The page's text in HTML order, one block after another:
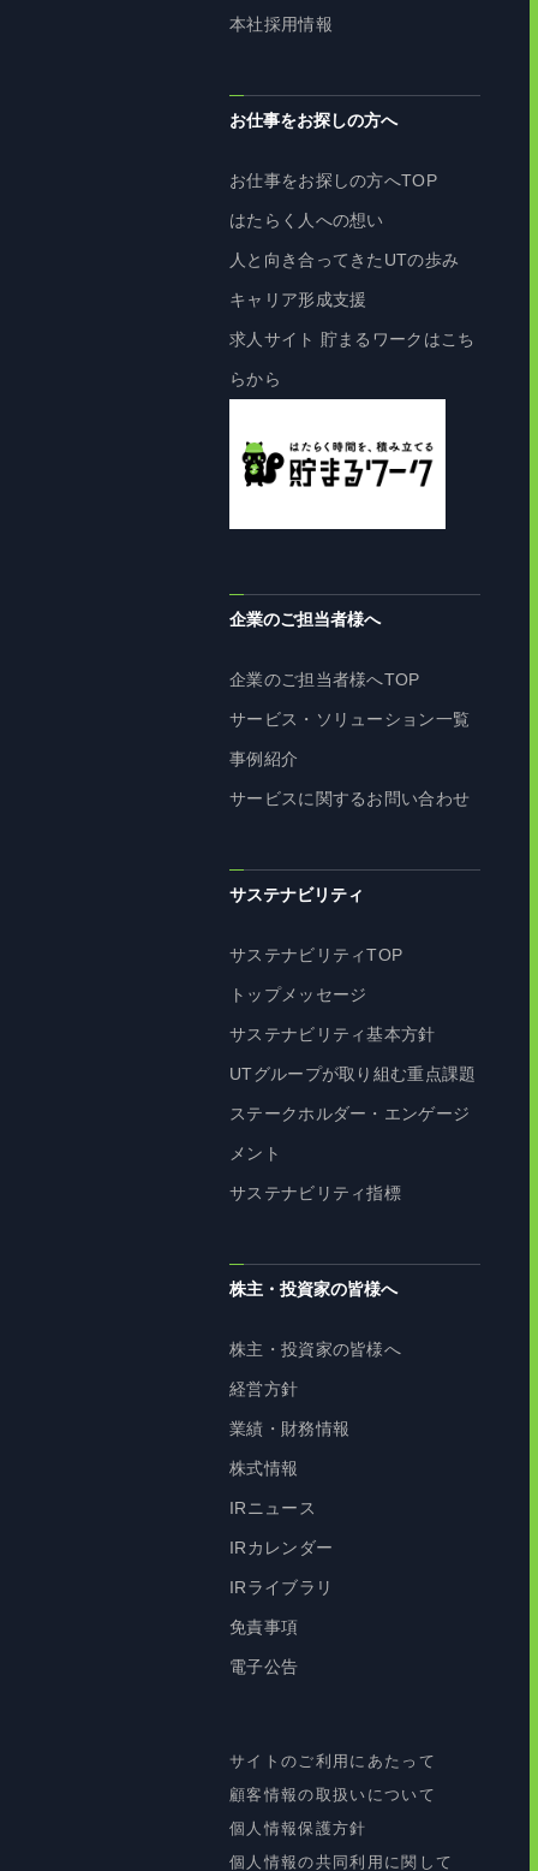
本社採用情報
お仕事をお探しの方へ
お仕事をお探しの方へTOP
はたらく人への想い
人と向き合ってきたUTの歩み
キャリア形成支援
求人サイト 貯まるワークはこち
らから
企業のご担当者様へ
企業のご担当者様へTOP
サービス・ソリューション一覧
事例紹介
サービスに関するお問い合わせ
サステナビリティ
サステナビリティTOP
トップメッセージ
サステナビリティ基本方針
UTグループが取り組む重点課題
ステークホルダー・エンゲージ
メント
サステナビリティ指標
株主・投資家の皆様へ
株主・投資家の皆様へ
経営方針
業績・財務情報
株式情報
IRニュース
IRカレンダー
IRライブラリ
免責事項
電子公告
サイトのご利用にあたって
顧客情報の取扱いについて
個人情報保護方針
個人情報の共同利用に関して